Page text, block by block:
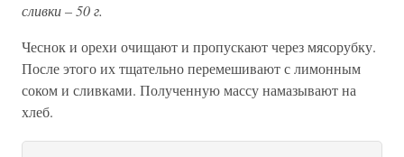
сливки – 50 г.
Чеснок и орехи очищают и пропускают через мясорубку.
После этого их тщательно перемешивают с лимонным
соком и сливками. Полученную массу намазывают на
хлеб.